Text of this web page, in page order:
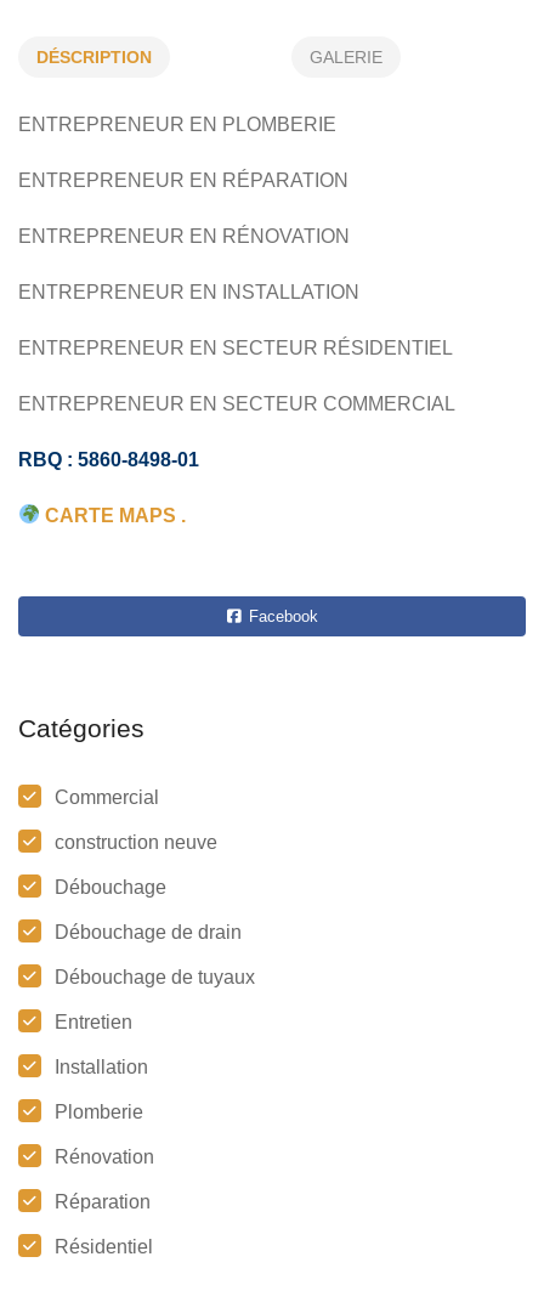
PLOMBERIE ENTRETIEN RÉSIDENTIEL
COMMERCIAL
DÉSCRIPTION GALERIE
ENTREPRENEUR EN PLOMBERIE
ENTREPRENEUR EN RÉPARATION
ENTREPRENEUR EN RÉNOVATION
ENTREPRENEUR EN INSTALLATION
ENTREPRENEUR EN SECTEUR RÉSIDENTIEL
ENTREPRENEUR EN SECTEUR COMMERCIAL
RBQ : 5860-8498-01
CARTE MAPS .
Facebook
Catégories
Commercial
construction neuve
Débouchage
Débouchage de drain
Débouchage de tuyaux
Entretien
Installation
Plomberie
Rénovation
Réparation
Résidentiel